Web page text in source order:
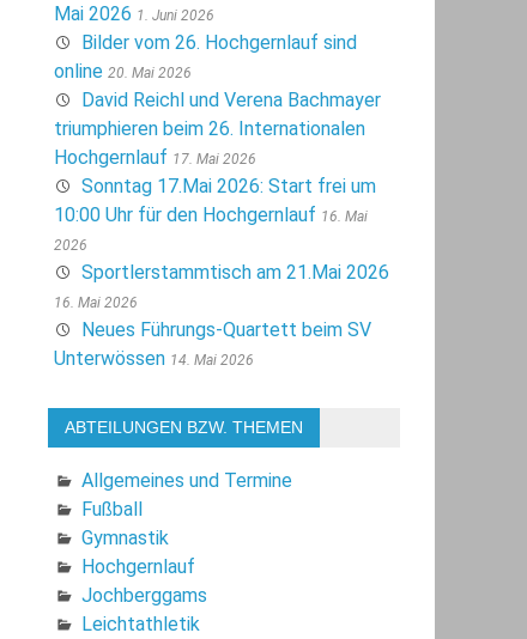
Mai 2026 1. Juni 2026
Bilder vom 26. Hochgernlauf sind
online 20. Mai 2026
David Reichl und Verena Bachmayer
triumphieren beim 26. Internationalen
Hochgernlauf 17. Mai 2026
Sonntag 17.Mai 2026: Start frei um
10:00 Uhr für den Hochgernlauf 16. Mai
2026
Sportlerstammtisch am 21.Mai 2026
16. Mai 2026
Neues Führungs-Quartett beim SV
Unterwössen 14. Mai 2026
ABTEILUNGEN BZW. THEMEN
Allgemeines und Termine
Fußball
Gymnastik
Hochgernlauf
Jochberggams
Leichtathletik